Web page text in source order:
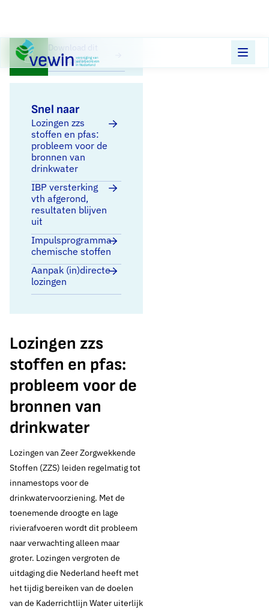
Direct naar content
Terug naar de startpagina
Download dit
standpunt
Snel naar
Lozingen zzs
stoffen en pfas:
probleem voor de
bronnen van
drinkwater
IBP versterking
vth afgerond,
resultaten blijven
uit
Impulsprogramma
chemische stoffen
Aanpak (in)directe
lozingen
Lozingen zzs
stoffen en pfas:
probleem voor de
bronnen van
drinkwater
Lozingen van Zeer Zorgwekkende
Stoffen (ZZS) leiden regelmatig tot
innamestops voor de
drinkwatervoorziening. Met de
toenemende droogte en lage
rivierafvoeren wordt dit probleem
naar verwachting alleen maar
groter. Lozingen vergroten de
uitdaging die Nederland heeft met
het tijdig bereiken van de doelen
van de Kaderrichtlijn Water uiterlijk